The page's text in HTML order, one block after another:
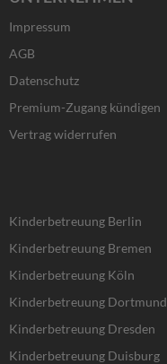
o
o
k
-
f
g
a
m
Impressum
AGB
Datenschutz
Premium-Zugang kündigen
Vertrag widerrufen
Kinderbetreuung Berlin
Kinderbetreuung Bremen
Kinderbetreuung Köln
Kinderbetreuung Dortmund
Kinderbetreuung Dresden
Kinderbetreuung Duisburg